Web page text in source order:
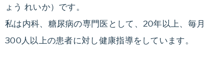
ょう れいか）です。
私は内科、糖尿病の専門医として、20年以上、毎月
300人以上の患者に対し健康指導をしています。